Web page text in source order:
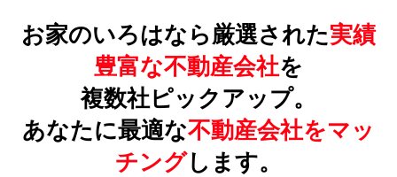
お家のいろはなら厳選された実績
豊富な不動産会社を
複数社ピックアップ。
あなたに最適な不動産会社をマッ
チングします。